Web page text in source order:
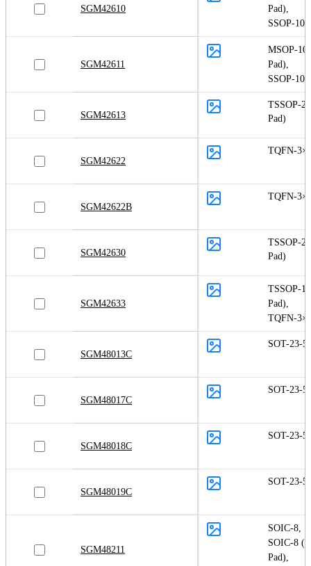
SGM42610 Pad),
SSOP-10
SGM42611
MSOP-10
Pad),
SSOP-10
SGM42613
TSSOP-
Pad)
SGM42622
TQFN-
SGM42622B
TQFN-
SGM42630
TSSOP-
Pad)
SGM42633
TSSOP-
Pad),
TQFN-
SGM48013C
SOT-23-5
SGM48017C
SOT-23-5
SGM48018C
SOT-23-5
SGM48019C
SOT-23-5
SGM48211
SOIC-8,
SOIC-8
Pad),